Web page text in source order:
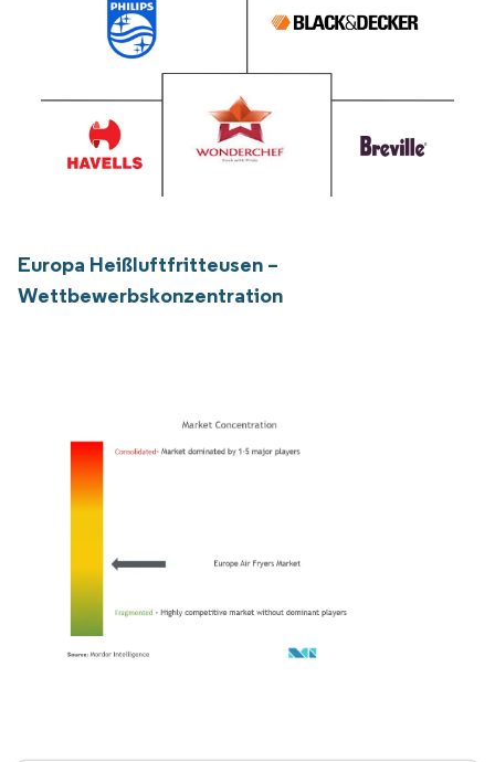
Europa Heißluftfritteusen –
Wettbewerbskonzentration